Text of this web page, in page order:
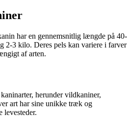
har en gennemsnitlig længde på 40-
2-3 kilo. Deres pels kan variere i farver
af arten.
herunder vildkaniner,
art har sine unikke træk og
levesteder.